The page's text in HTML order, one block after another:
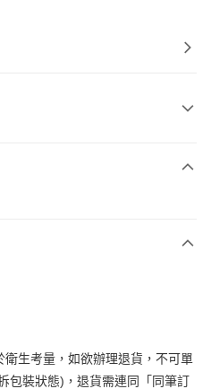
華泰商業銀行
遠東國際商業銀行
生考量，如欲辦理退貨，不可單
包裝狀態)，退貨需連同「同筆訂